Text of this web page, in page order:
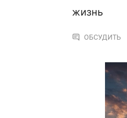
жизнь
ОБСУДИТЬ